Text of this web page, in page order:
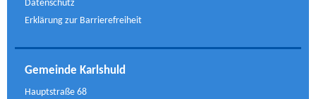
Datenschutz
Erklärung zur Barrierefreiheit
Gemeinde Karlshuld
Hauptstraße 68